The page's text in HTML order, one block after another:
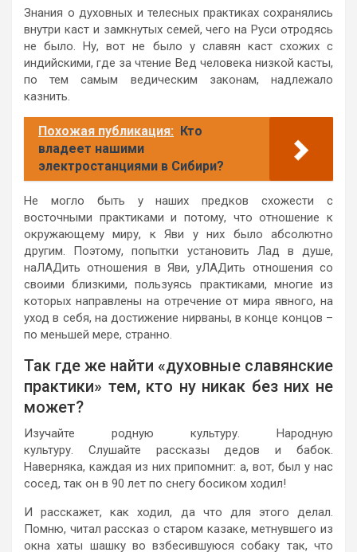
Знания о духовных и телесных практиках сохранялись
внутри каст и замкнутых семей, чего на Руси отродясь
не было. Ну, вот не было у славян каст схожих с
индийскими, где за чтение Вед человека низкой касты,
по тем самым ведическим законам, надлежало
казнить.
Похожая публикация: Кто
владеет нашими
электростанциями в Сибири?
Не могло быть у наших предков схожести с
восточными практиками и потому, что отношение к
окружающему миру, к Яви у них было абсолютно
другим. Поэтому, попытки установить Лад в душе,
наЛАДить отношения в Яви, уЛАДить отношения со
своими близкими, пользуясь практиками, многие из
которых направлены на отречение от мира явного, на
уход в себя, на достижение нирваны, в конце концов –
по меньшей мере, странно.
Так где же найти «духовные славянские
практики» тем, кто ну никак без них не
может?
Изучайте родную культуру. Народную
культуру. Слушайте рассказы дедов и бабок.
Наверняка, каждая из них припомнит: а, вот, был у нас
сосед, так он в 90 лет по снегу босиком ходил!
И расскажет, как ходил, да что для этого делал.
Помню, читал рассказ о старом казаке, метнувшего из
окна хаты шашку во взбесившуюся собаку так, что